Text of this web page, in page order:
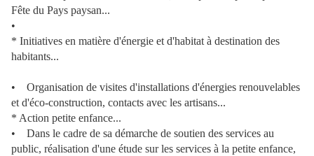
Fête du Pays paysan...
•
* Initiatives en matière d'énergie et d'habitat à destination des
habitants...
• Organisation de visites d'installations d'énergies renouvelables
et d'éco-construction, contacts avec les artisans...
* Action petite enfance...
• Dans le cadre de sa démarche de soutien des services au
public, réalisation d'une étude sur les services à la petite enfance,